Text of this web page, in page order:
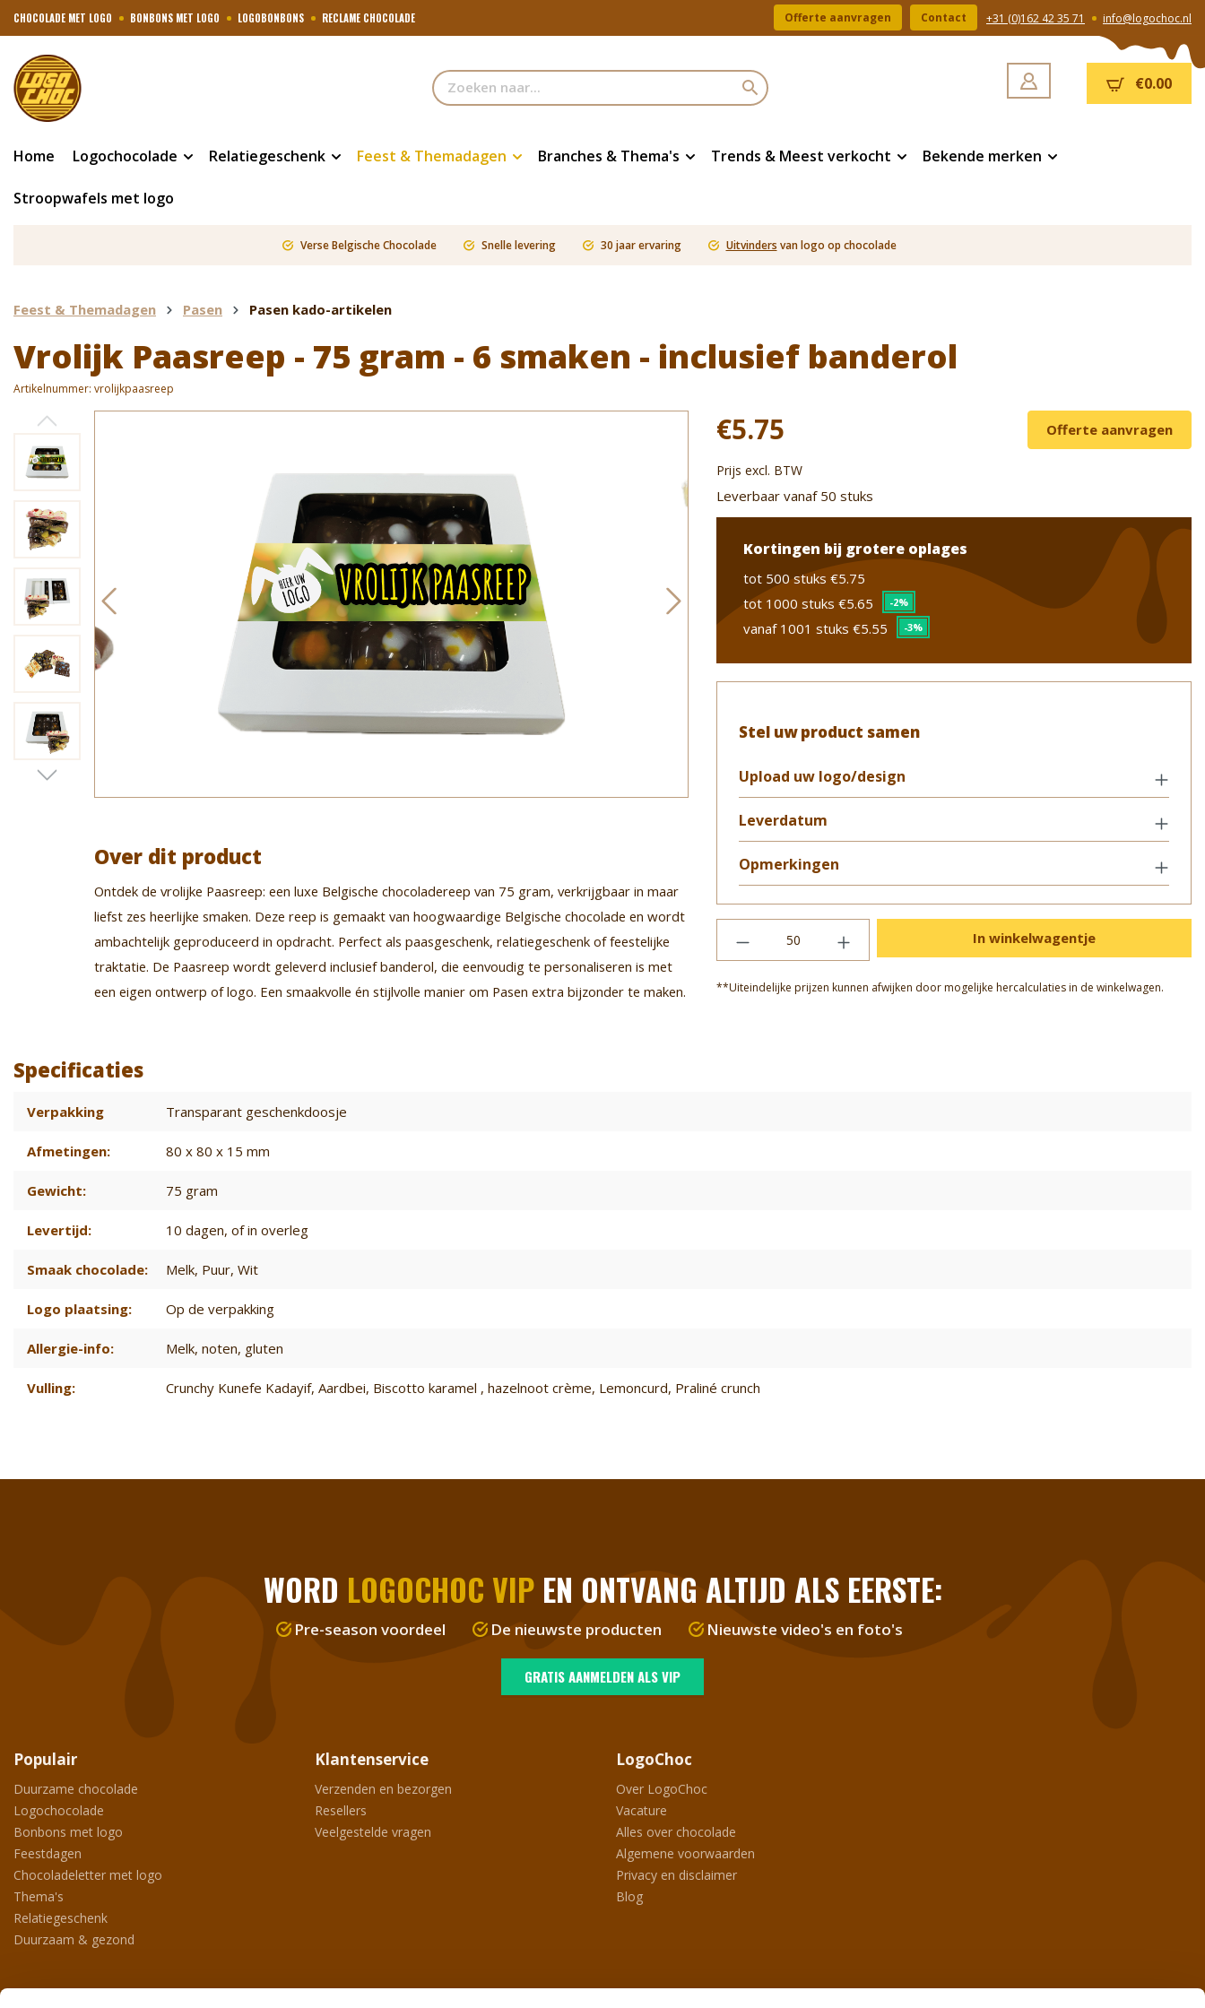
CHOCOLADE MET LOGO BONBONS MET LOGO LOGOBONBONS RECLAME CHOCOLADE Offerte aanvragen Contact +31 (0)162 42 35 71 info@logochoc.nl
€0.00
Home Logochocolade Relatiegeschenk Feest & Themadagen Branches & Thema's Trends & Meest verkocht Bekende merken
Stroopwafels met logo
Verse Belgische Chocolade Snelle levering 30 jaar ervaring Uitvinders van logo op chocolade
Feest & Themadagen Pasen Pasen kado-artikelen
Vrolijk Paasreep - 75 gram - 6 smaken - inclusief banderol
Artikelnummer: vrolijkpaasreep
Over dit product
Ontdek de vrolijke Paasreep: een luxe Belgische chocoladereep van 75 gram, verkrijgbaar in maar
liefst zes heerlijke smaken. Deze reep is gemaakt van hoogwaardige Belgische chocolade en wordt
ambachtelijk geproduceerd in opdracht. Perfect als paasgeschenk, relatiegeschenk of feestelijke
traktatie. De Paasreep wordt geleverd inclusief banderol, die eenvoudig te personaliseren is met
een eigen ontwerp of logo. Een smaakvolle én stijlvolle manier om Pasen extra bijzonder te maken.
€5.75 Offerte aanvragen
Prijs excl. BTW
Leverbaar vanaf 50 stuks
Kortingen bij grotere oplages
tot 500 stuks €5.75
tot 1000 stuks €5.65 -2%
vanaf 1001 stuks €5.55 -3%
Stel uw product samen
Upload uw logo/design
Leverdatum
Opmerkingen
In winkelwagentje
**Uiteindelijke prijzen kunnen afwijken door mogelijke hercalculaties in de winkelwagen.
Specificaties
Verpakking Transparant geschenkdoosje
Afmetingen: 80 x 80 x 15 mm
Gewicht: 75 gram
Levertijd: 10 dagen, of in overleg
Smaak chocolade: Melk, Puur, Wit
Logo plaatsing: Op de verpakking
Allergie-info: Melk, noten, gluten
Vulling: Crunchy Kunefe Kadayif, Aardbei, Biscotto karamel , hazelnoot crème, Lemoncurd, Praliné crunch
WORD LOGOCHOC VIPEN ONTVANG ALTIJD ALS EERSTE:
Pre-season voordeel De nieuwste producten Nieuwste video's en foto's
GRATIS AANMELDEN ALS VIP
Populair
Duurzame chocolade
Logochocolade
Bonbons met logo
Feestdagen
Chocoladeletter met logo
Thema's
Relatiegeschenk
Duurzaam & gezond
Klantenservice
Verzenden en bezorgen
Resellers
Veelgestelde vragen
LogoChoc
Over LogoChoc
Vacature
Alles over chocolade
Algemene voorwaarden
Privacy en disclaimer
Blog